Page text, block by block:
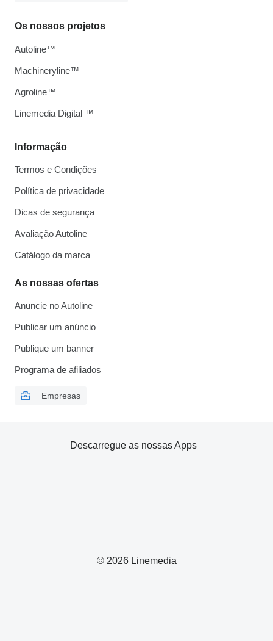
Informação
Termos e Condições
Política de privacidade
Dicas de segurança
Avaliação Autoline
Catálogo da marca
As nossas ofertas
Anuncie no Autoline
Publicar um anúncio
Publique um banner
Programa de afiliados
Empresas
Os nossos projetos
Autoline™
Machineryline™
Agroline™
Linemedia Digital ™
© 2026 Linemedia
Descarregue as nossas Apps